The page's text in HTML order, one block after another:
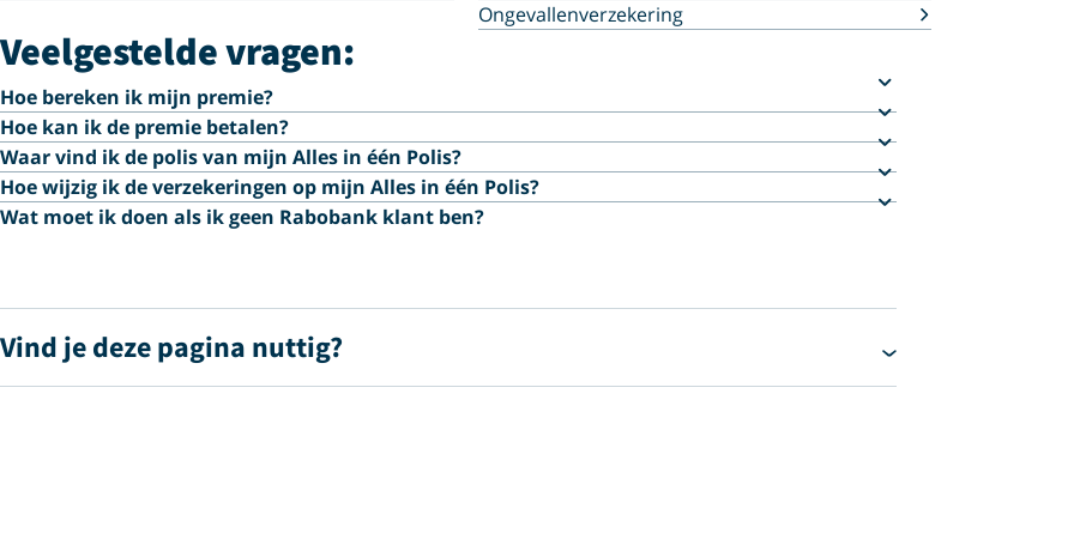
Ongevallenverzekering
Veelgestelde vragen:
Hoe bereken ik mijn premie?
Hoe kan ik de premie betalen?
Waar vind ik de polis van mijn Alles in één Polis?
Hoe wijzig ik de verzekeringen op mijn Alles in één Polis?
Wat moet ik doen als ik geen Rabobank klant ben?
Vind je deze pagina nuttig?